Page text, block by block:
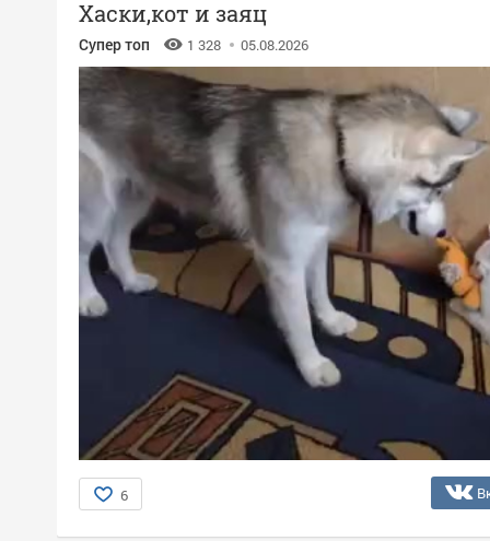
Хаски,кот и заяц
Супер топ 1 328 05.08.2026
6